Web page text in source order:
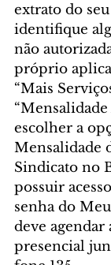
extrato do
identifique
não
próprio
“Mais
“Mensalidade
escolher a
Mensalidade
Sindicato no
possuir
senha do
deve
presencial